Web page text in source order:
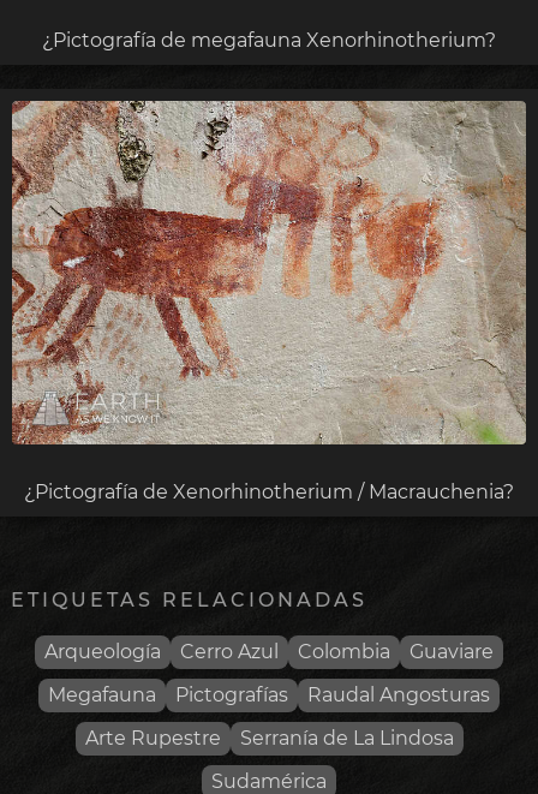
¿Pictografía de megafauna Xenorhinotherium?
¿Pictografía de Xenorhinotherium / Macrauchenia?
ETIQUETAS RELACIONADAS
Arqueología Cerro Azul Colombia
Guaviare
Megafauna
Pictografías
Raudal Angosturas
Arte Rupestre
Serranía de La Lindosa
Sudamérica